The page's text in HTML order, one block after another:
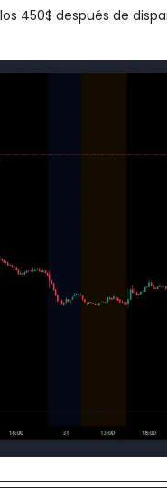
450$ después de